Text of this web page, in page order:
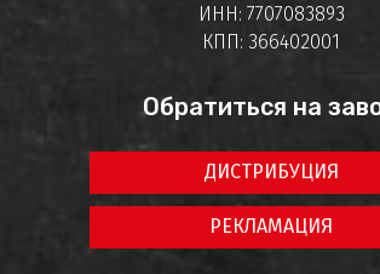
ИНН: 7707083893
КПП: 366402001
Обратиться на
ДИСТРИБУЦИЯ
РЕКЛАМАЦИЯ